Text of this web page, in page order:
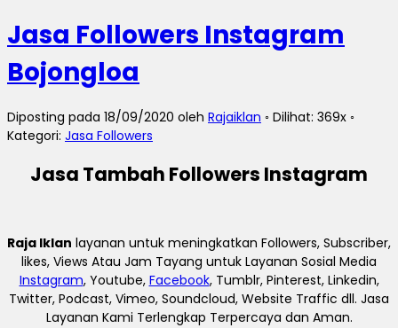
Jasa Followers Instagram
Bojongloa
Diposting pada 18/09/2020 oleh Rajaiklan ◦ Dilihat: 369x ◦
Kategori: Jasa Followers
Jasa Tambah Followers Instagram
Raja Iklan layanan untuk meningkatkan Followers, Subscriber,
likes, Views Atau Jam Tayang untuk Layanan Sosial Media
Instagram, Youtube, Facebook, Tumblr, Pinterest, Linkedin,
Twitter, Podcast, Vimeo, Soundcloud, Website Traffic dll. Jasa
Layanan Kami Terlengkap Terpercaya dan Aman.